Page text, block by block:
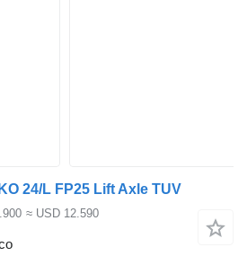
24/L FP25 Lift Axle TUV
≈ USD 12.590